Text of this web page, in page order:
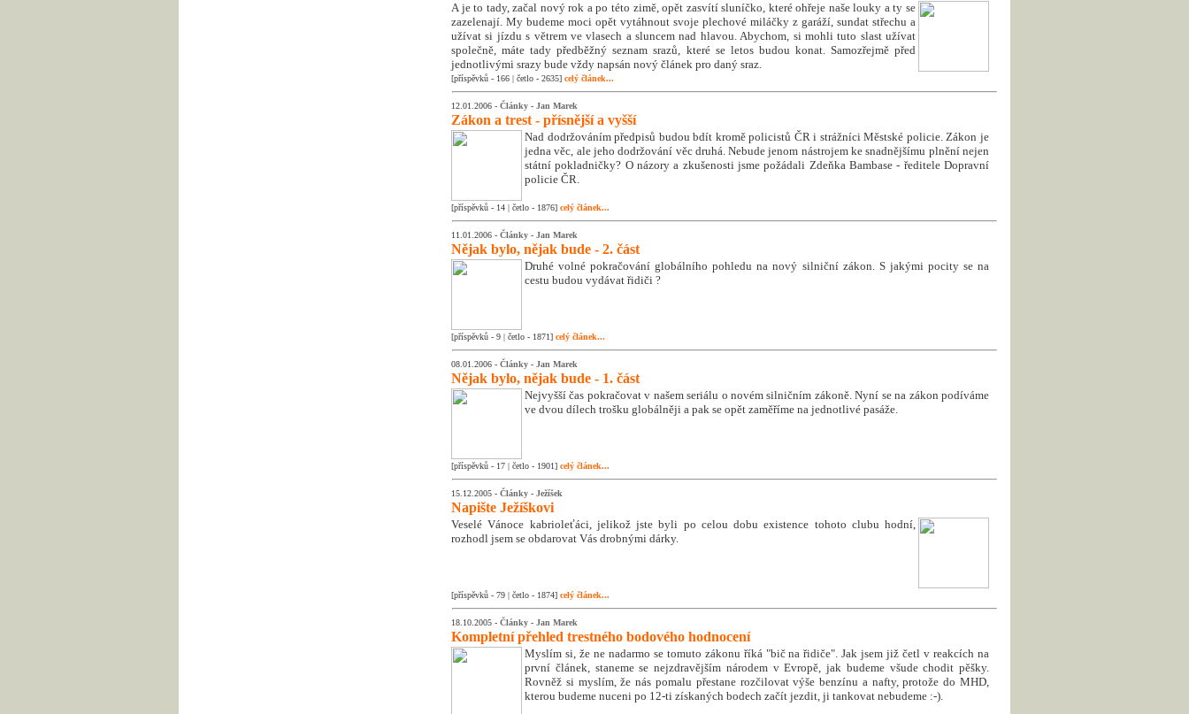
A je to tady, začal nový rok a po této zimě, opět zasvítí sluníčko, které ohřeje naše louky a ty se
zazelenají. My budeme moci opět vytáhnout svoje plechové miláčky z garáží, sundat střechu a
užívat si jízdu s větrem ve vlasech a sluncem nad hlavou. Abychom, si mohli tuto slast užívat
společně, máte tady předběžný seznam srazů, které se letos budou konat. Samozřejmě před
jednotlivými srazy bude vždy napsán nový článek pro daný sraz.
[příspěvků - 166 | četlo - 2635] celý článek...
12.01.2006 - Články - Jan Marek
Zákon a trest - přísnější a vyšší
Nad dodržováním předpisů budou bdít kromě policistů ČR i strážníci Městské policie. Zákon je
jedna věc, ale jeho dodržování věc druhá. Nebude jenom nástrojem ke snadnějšímu plnění nejen
státní pokladničky? O názory a zkušenosti jsme požádali Zdeňka Bambase - ředitele Dopravní
policie ČR.
[příspěvků - 14 | četlo - 1876] celý článek...
11.01.2006 - Články - Jan Marek
Nějak bylo, nějak bude - 2. část
Druhé volné pokračování globálního pohledu na nový silniční zákon. S jakými pocity se na
cestu budou vydávat řidiči ?
[příspěvků - 9 | četlo - 1871] celý článek...
08.01.2006 - Články - Jan Marek
Nějak bylo, nějak bude - 1. část
Nejvyšší čas pokračovat v našem seriálu o novém silničním zákoně. Nyní se na zákon podíváme
ve dvou dílech trošku globálněji a pak se opět zaměříme na jednotlivé pasáže.
[příspěvků - 17 | četlo - 1901] celý článek...
15.12.2005 - Články - Ježíšek
Napište Ježíškovi
Veselé Vánoce kabrioleťáci, jelikož jste byli po celou dobu existence tohoto clubu hodní,
rozhodl jsem se obdarovat Vás drobnými dárky.
[příspěvků - 79 | četlo - 1874] celý článek...
18.10.2005 - Články - Jan Marek
Kompletní přehled trestného bodového hodnocení
Myslím si, že ne nadarmo se tomuto zákonu říká "bič na řidiče". Jak jsem již četl v reakcích na
první článek, staneme se nejzdravějším národem v Evropě, jak budeme všude chodit pěšky.
Rovněž si myslím, že nás pomalu přestane rozčilovat výše benzínu a nafty, protože do MHD,
kterou budeme nuceni po 12-ti získaných bodech začít jezdit, ji tankovat nebudeme :-).